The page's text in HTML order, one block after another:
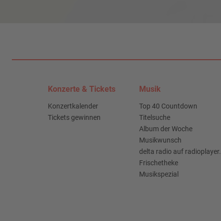
Konzerte & Tickets
Konzertkalender
Tickets gewinnen
Musik
Top 40 Countdown
Titelsuche
Album der Woche
Musikwunsch
delta radio auf
Frischetheke
Musikspezial